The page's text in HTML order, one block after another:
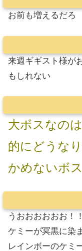
お前も増えるだろ
来週ギギスト様が
もしれない
大ボスなの
的にどうな
かめないボス
うおおおおおお！
ケミーが冥黒に染
レインボーのケミ